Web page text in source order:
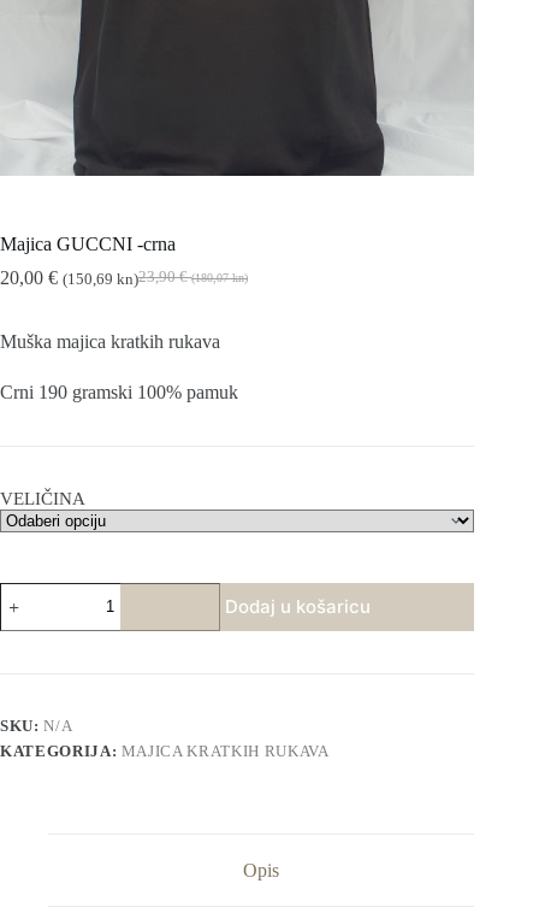
Majica GUCCNI -crna
23,90€ (180,07 kn)
Izvorna
je:
(180,07
20,00 € (150,69 kn)Trenutna
20,00 €
kn).
Muška majica kratkih rukava
Crni 190 gramski 100% pamuk
VELIČINA
GUCCNI
-
Dodaj u košaricu
SKU:N/A
KATEGORIJA: MAJICA KRATKIH RUKAVA
Opis